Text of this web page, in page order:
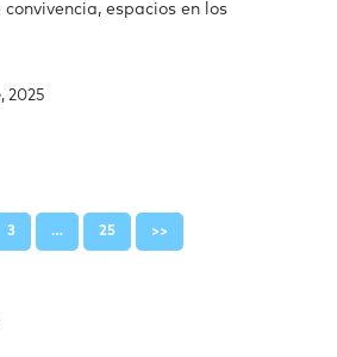
convivencia, espacios en los
2025
3 … 25 >>